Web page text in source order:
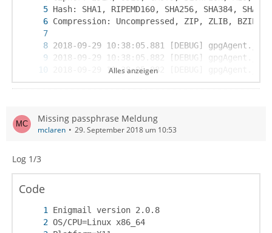
Alles anzeigen
Missing passphrase Meldung
mclaren 29. September 2018 um 10:53
Log 1/3
Code